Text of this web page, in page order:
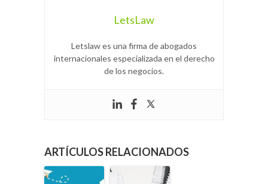
LetsLaw
Letslaw es una firma de abogados
internacionales especializada en el derecho
de los negocios.
ARTÍCULOS RELACIONADOS